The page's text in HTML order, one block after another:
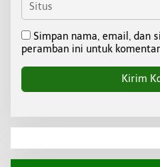
Simpan nama, email, dan
peramban ini untuk